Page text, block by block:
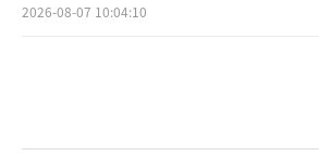
2026-08-07 10:04:10